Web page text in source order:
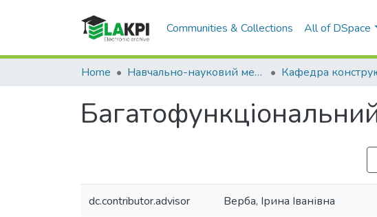
Communities & Collections All of DSpace
Home Навчально-науковий механіко-машинобудівний інститут (НН ММІ)
dc.contributor.advisor Верба, Ірина Іванівна